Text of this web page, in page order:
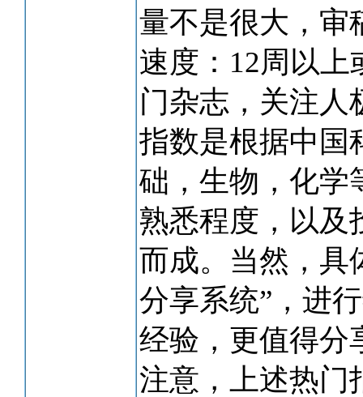
量不是很大，审
速度：12周以
门杂志，关注
指数是根据中国
础，生物，化学
熟悉程度，以及
而成。当然，具
分享系统”，进
经验，更值得分
注意，上述热门